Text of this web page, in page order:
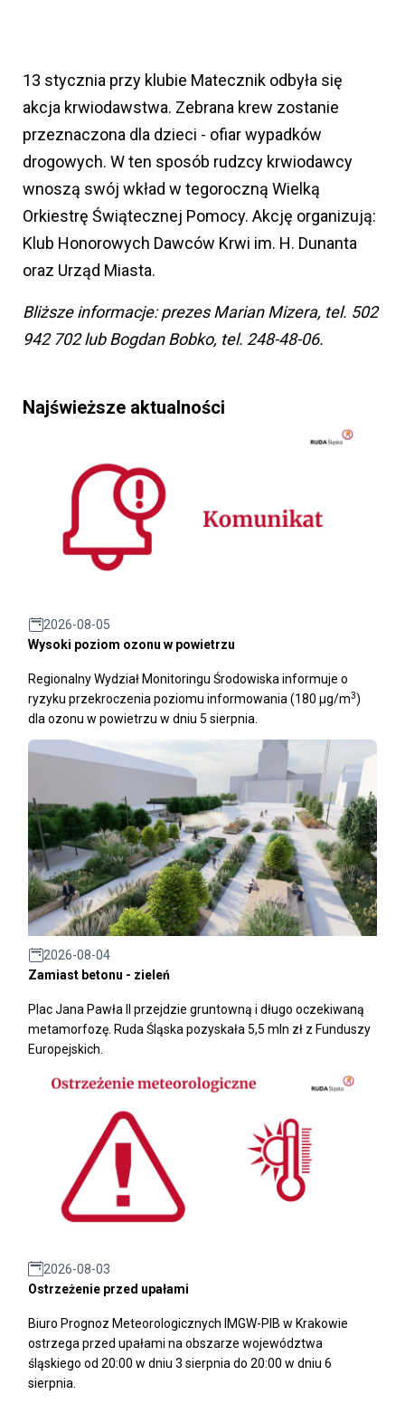
13 stycznia przy klubie Matecznik odbyła się
akcja krwiodawstwa. Zebrana krew zostanie
przeznaczona dla dzieci - ofiar wypadków
drogowych. W ten sposób rudzcy krwiodawcy
wnoszą swój wkład w tegoroczną Wielką
Orkiestrę Świątecznej Pomocy. Akcję organizują:
Klub Honorowych Dawców Krwi im. H. Dunanta
oraz Urząd Miasta.
Bliższe informacje: prezes Marian Mizera, tel. 502
942 702 lub Bogdan Bobko, tel. 248-48-06.
Najświeższe aktualności
2026-08-05
Wysoki poziom ozonu w powietrzu
Regionalny Wydział Monitoringu Środowiska informuje o
ryzyku przekroczenia poziomu informowania (180 μg/m3)
dla ozonu w powietrzu w dniu 5 sierpnia.
2026-08-04
Zamiast betonu - zieleń
Plac Jana Pawła II przejdzie gruntowną i długo oczekiwaną
metamorfozę. Ruda Śląska pozyskała 5,5 mln zł z Funduszy
Europejskich.
2026-08-03
Ostrzeżenie przed upałami
Biuro Prognoz Meteorologicznych IMGW-PIB w Krakowie
ostrzega przed upałami na obszarze województwa
śląskiego od 20:00 w dniu 3 sierpnia do 20:00 w dniu 6
sierpnia.